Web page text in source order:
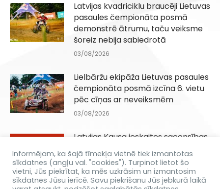
Latvijas kvadriciklu braucēji Lietuvas
pasaules čempionāta posmā
demonstrē ātrumu, taču veiksme
šoreiz nebija sabiedrotā
03/08/2026
Lielbāržu ekipāža Lietuvas pasaules
čempionāta posmā izcīna 6. vietu
pēc cīņas ar neveiksmēm
03/08/2026
Latvijas Kausa ieskaites sacensības
Q100, QJuniori un QIesācēji klasēm
Dēliņkalnā 29.08.2026
31/07/2026
Informējam, ka šajā tīmekļa vietnē tiek izmantotas
sīkdatnes (angļu val. "cookies"). Turpinot lietot šo
vietni, Jūs piekrītat, ka mēs uzkrāsim un izmantosim
sīkdatnes Jūsu ierīcē. Savu piekrišanu Jūs jebkurā laikā